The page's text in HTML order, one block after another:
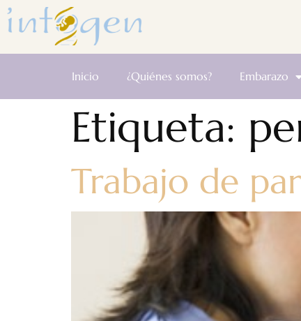
Inicio ¿Quiénes somos? Embarazo
Etiqueta:
Trabajo de